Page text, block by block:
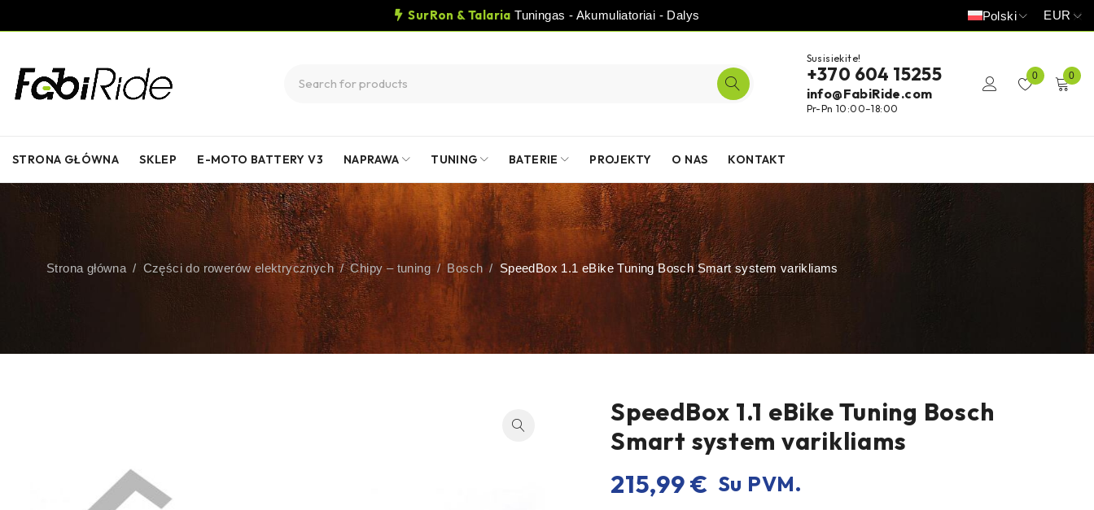
SurRon & Talaria Tuningas - Akumuliatoriai - Dalys Polski EUR
Susisiekite!
+370 604 15255
info@FabiRide.com
Pr-Pn 10:00–18:00
0 0
STRONA GŁÓWNA SKLEP E-MOTO BATTERY V3 NAPRAWA TUNING BATERIE PROJEKTY O NAS KONTAKT
Strona główna / Części do rowerów elektrycznych / Chipy – tuning / Bosch / SpeedBox 1.1 eBike Tuning Bosch Smart system varikliams
SpeedBox 1.1 eBike Tuning Bosch
Smart system varikliams
215,99€ Su PVM.